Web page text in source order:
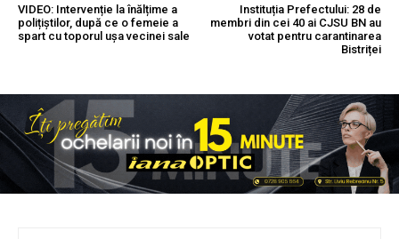
VIDEO: Intervenție la înălțime a
polițiștilor, după ce o femeie a
spart cu toporul ușa vecinei sale
Instituția Prefectului: 28 de
membri din cei 40 ai CJSU BN au
votat pentru carantinarea
Bistriței